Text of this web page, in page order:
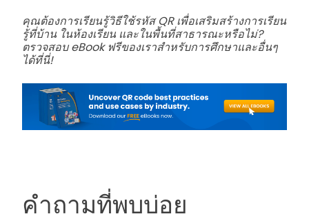
คุณต้องการเรียนรู้วิธีใช้รหัส QR เพื่อเสริมสร้างการเรียน
รู้ที่บ้าน ในห้องเรียน และในพื้นที่สาธารณะหรือไม่?
ตรวจสอบ eBook ฟรีของเราสำหรับการศึกษาและอื่นๆ
ได้ที่นี่!
คำถามที่พบบ่อย